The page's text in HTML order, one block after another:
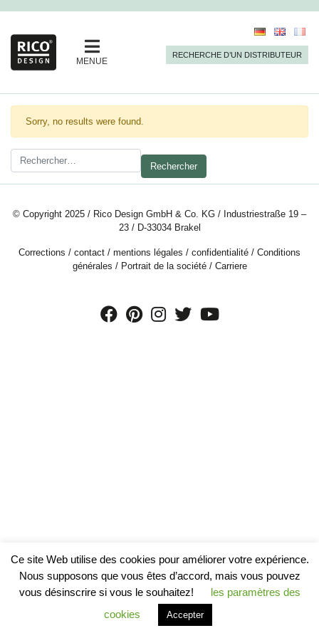
MENUE
RECHERCHE D’UN DISTRIBUTEUR
Sorry, no results were found.
Rechercher :
© Copyright 2025 / Rico Design GmbH & Co. KG / Industriestraße 19 –
23 / D-33034 Brakel
Corrections / contact / mentions légales / confidentialité / Conditions
générales / Portrait de la société/ Carriere
Ce site Web utilise des cookies pour améliorer votre expérience.
Nous supposons que vous êtes d’accord, mais vous pouvez
vous désinscrire si vous le souhaitez!
les paramètres des
cookies
Accepter